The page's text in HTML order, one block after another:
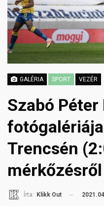
GALÉRIA SPORT VEZÉR
Szabó Péter
fotógalériája
Trencsén
mérkőzésről
Írta: Klikk Out